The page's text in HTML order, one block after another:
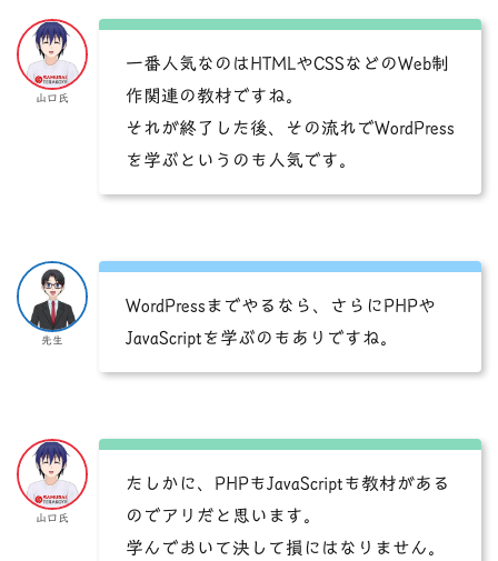
山口氏
一番人気なのはHTMLやCSSなどのWeb制
作関連の教材ですね。
それが終了した後、その流れでWordPress
を学ぶというのも人気です。
先生
WordPressまでやるなら、さらにPHPや
JavaScriptを学ぶのもありですね。
山口氏
たしかに、PHPもJavaScriptも教材がある
のでアリだと思います。
学んでおいて決して損にはなりません。